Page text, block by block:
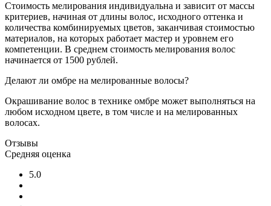
Стоимость мелирования индивидуальна и зависит от массы
критериев, начиная от длины волос, исходного оттенка и
количества комбинируемых цветов, заканчивая стоимостью
материалов, на которых работает мастер и уровнем его
компетенции. В среднем стоимость мелирования волос
начинается от 1500 рублей.
Делают ли омбре на мелированные волосы?
Окрашивание волос в технике омбре может выполняться на
любом исходном цвете, в том числе и на мелированных
волосах.
Отзывы
Средняя оценка
5.0